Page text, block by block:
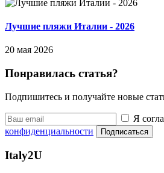
Лучшие пляжи Италии - 2026
20 мая 2026
Понравилась статья?
Подпишитесь и получайте новые
Я
конфиденциальности
Подписаться
Italy2U